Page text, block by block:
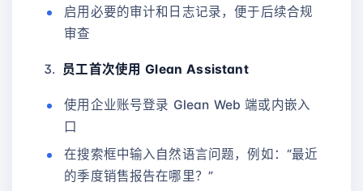
启用必要的审计和日志记录，便于后续合规
审查
员工首次使用 Glean Assistant
使用企业账号登录 Glean Web 端或内嵌入
口
在搜索框中输入自然语言问题，例如：“最近
的季度销售报告在哪里？”